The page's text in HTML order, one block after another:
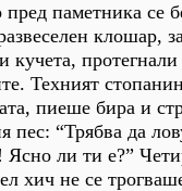
пред паметника се
клошар,
кучета,
Техният
пиеше бира и
пес: “Трябва да
ли ти е?”
хич не се